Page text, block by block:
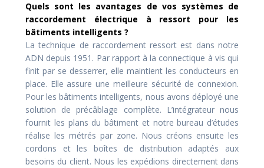
Quels sont les avantages de vos systèmes de
raccordement électrique à ressort pour les
bâtiments intelligents ?
La technique de raccordement ressort est dans notre
ADN depuis 1951. Par rapport à la connectique à vis qui
finit par se desserrer, elle maintient les conducteurs en
place. Elle assure une meilleure sécurité de connexion.
Pour les bâtiments intelligents, nous avons déployé une
solution de précâblage complète. L’intégrateur nous
fournit les plans du bâtiment et notre bureau d’études
réalise les métrés par zone. Nous créons ensuite les
cordons et les boîtes de distribution adaptés aux
besoins du client. Nous les expédions directement dans